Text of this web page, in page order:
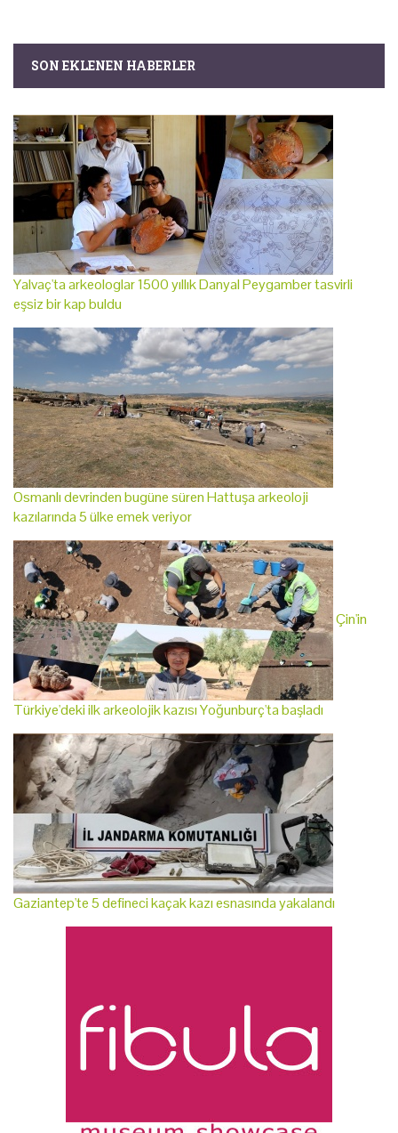
SON EKLENEN HABERLER
Yalvaç'ta arkeologlar 1500 yıllık Danyal Peygamber tasvirli
eşsiz bir kap buldu
Osmanlı devrinden bugüne süren Hattuşa arkeoloji
kazılarında 5 ülke emek veriyor
Çin'in
Türkiye'deki ilk arkeolojik kazısı Yoğunburç'ta başladı
Gaziantep'te 5 defineci kaçak kazı esnasında yakalandı